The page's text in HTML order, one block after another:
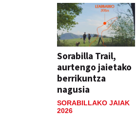
Sorabilla Trail,
aurtengo jaietako
berrikuntza
nagusia
SORABILLAKO JAIAK
2026